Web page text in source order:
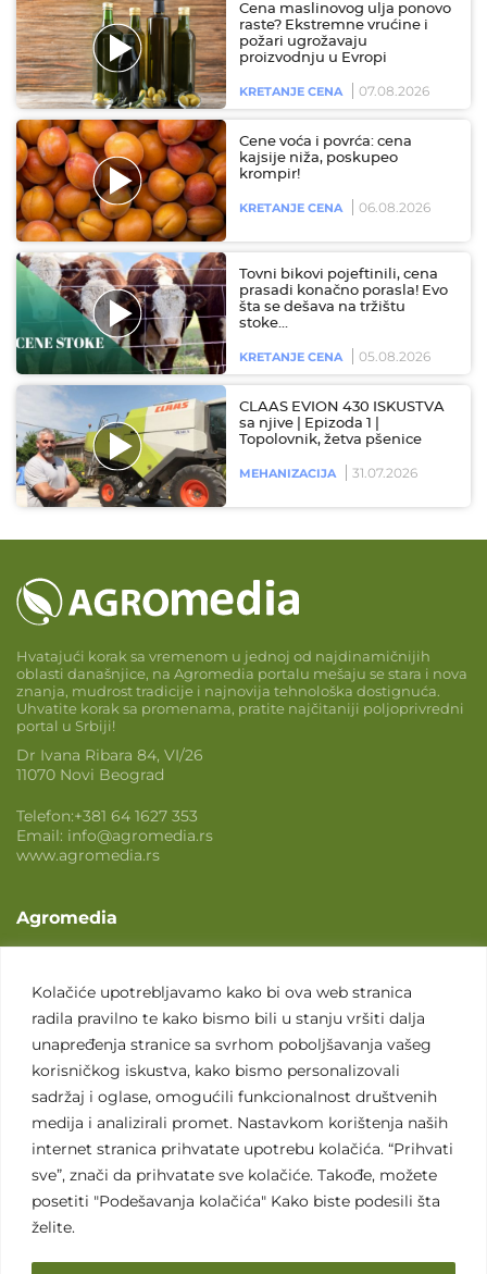
Kolačiće upotrebljavamo kako bi ova web stranica
radila pravilno te kako bismo bili u stanju vršiti dalja
unapređenja stranice sa svrhom poboljšavanja vašeg
korisničkog iskustva, kako bismo personalizovali
sadržaj i oglase, omogućili funkcionalnost društvenih
medija i analizirali promet. Nastavkom korištenja naših
internet stranica prihvatate upotrebu kolačića. “Prihvati
sve”, znači da prihvatate sve kolačiće. Takođe, možete
posetiti "Podešavanja kolačića" Kako biste podesili šta
želite.
Cena maslinovog ulja ponovo
raste? Ekstremne vrućine i
požari ugrožavaju
proizvodnju u Evropi
KRETANJE CENA 07.08.2026
Cene voća i povrća: cena
kajsije niža, poskupeo
krompir!
KRETANJE CENA 06.08.2026
Tovni bikovi pojeftinili, cena
prasadi konačno porasla! Evo
šta se dešava na tržištu
stoke…
KRETANJE CENA 05.08.2026
CLAAS EVION 430 ISKUSTVA
sa njive | Epizoda 1 |
Topolovnik, žetva pšenice
MEHANIZACIJA 31.07.2026
Hvatajući korak sa vremenom u jednoj od najdinamičnijih
oblasti današnjice, na Agromedia portalu mešaju se stara i nova
znanja, mudrost tradicije i najnovija tehnološka dostignuća.
Uhvatite korak sa promenama, pratite najčitaniji poljoprivredni
portal u Srbiji!
Dr Ivana Ribara 84, VI/26
11070 Novi Beograd
Telefon:+381 64 1627 353
Email: info@agromedia.rs
www.agromedia.rs
Agromedia
Svet poljoprivrede
Marketing usluge
Tražimo saradnike
Kontakt
Kontakt